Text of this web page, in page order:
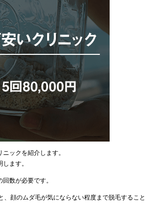
ックを紹介します。
ます。
数が必要です。
顔のムダ毛が気にならない程度まで脱毛すること